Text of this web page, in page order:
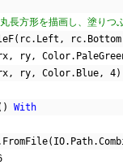
長方形を描画し、塗りつ
( rc. Left , rc.
, ry, Color.
, ry, Color. Blue, 4)
With
FromFile( IO. Path.